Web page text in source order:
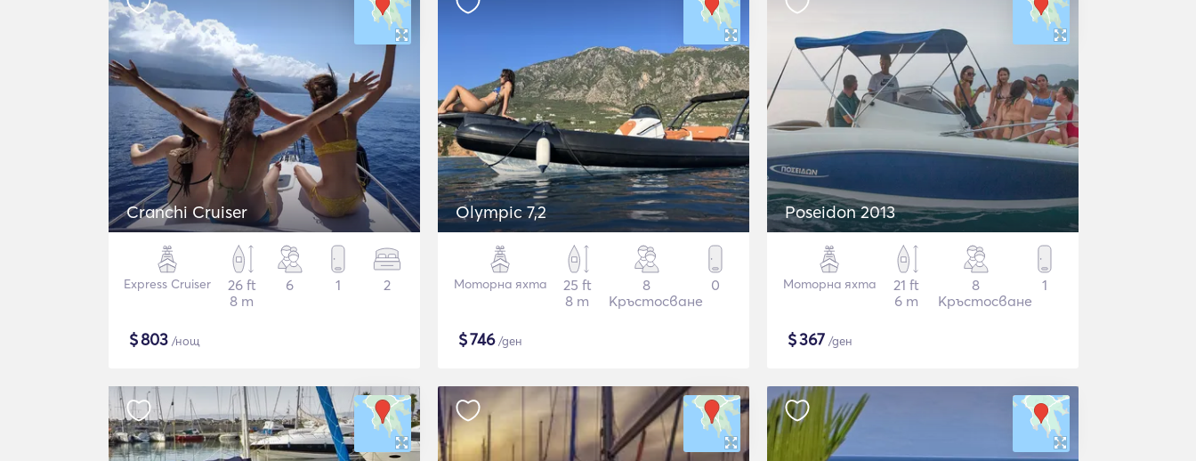
Cranchi Cruiser
Express Cruiser
26 ft
8 m
6 1 2
$803 /нощ
Olympic 7,2
Моторна яхта
25 ft
8 m
8
Кръстосване
0
$746/ден
Poseidon 2013
Моторна яхта
21 ft
6 m
8
Кръстосване
1
$367 /ден